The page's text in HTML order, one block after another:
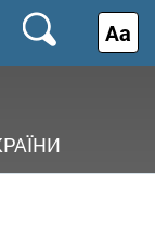
Аа